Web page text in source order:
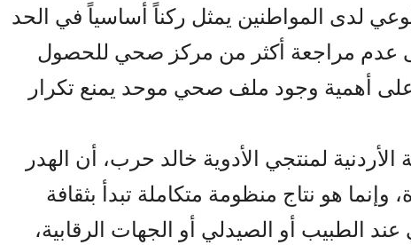
لدى المواطنين يمثل ركناً أساسياً في الحد
عدم مراجعة أكثر من مركز صحي للحصول
أهمية وجود ملف صحي موحد يمنع تكرار
لمنتجي الأدوية خالد حرب، أن الهدر
وإنما هو نتاج منظومة متكاملة تبدأ بثقافة
الطبيب أو الصيدلي أو الجهات الرقابية،